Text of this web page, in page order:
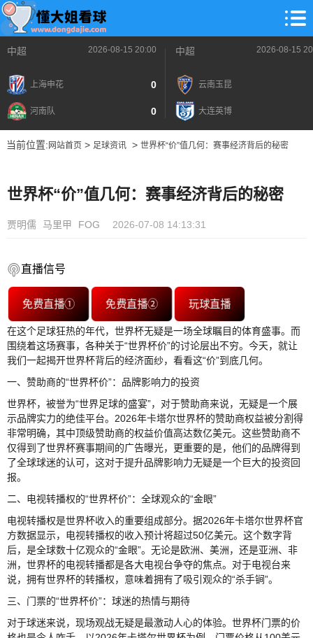
中超 2026-08-15 20:00
上海申花 0
河南队 0
中超 2026-08-15
云南玉昆
大连英博
当前位置: 网站首页> 足球资讯> 世界杯“价”值几何：赛事经济背后的秘密
世界杯“价”值几何：赛事经济背后的秘密
贾明儒 马里甲 FOG 2026-07-08 14:13:31
直播信号
免费直播① 免费直播② 玩球直播
在这个足球狂热的年代，世界杯无疑是一场全球瞩目的体育盛事。而
围绕着这场赛事，各种关于“世界杯价”的讨论层出不穷。今天，就让
我们一起揭开世界杯背后的经济面纱，看看这“价”到底几何。
一、赞助商的“世界杯价”：品牌影响力的投资
世界杯，被誉为“世界足球的盛宴”，对于赞助商来说，无疑是一个展
示品牌实力的绝佳平台。2026年卡塔尔世界杯的赞助商权益被分割得
非常明确，其中顶级赞助商的权益价值高达数亿美元。这些赞助商不
仅得到了世界杯赛事期间的广告曝光，更重要的是，他们的品牌得到
了全球球迷的认可，这对于提升品牌影响力无疑是一个巨大的投资回
报。
二、电视转播权的“世界杯价”：全球观众的“金眼”
电视转播权是世界杯收入的重要组成部分。据2026年卡塔尔世界杯官
方数据显示，电视转播权的收入预计将超过50亿美元。这个数字背
后，是全球数十亿观众的“金眼”。无论是欧洲、美洲，还是亚洲、非
洲，世界杯的电视转播都是各大电视台争夺的焦点。对于电视台来
说，拥有世界杯的转播权，意味着拥有了吸引观众的“杀手锏”。
三、门票的“世界杯价”：球迷的热情与期待
对于球迷来说，现场观战无疑是最激动人心的体验。世界杯门票的价